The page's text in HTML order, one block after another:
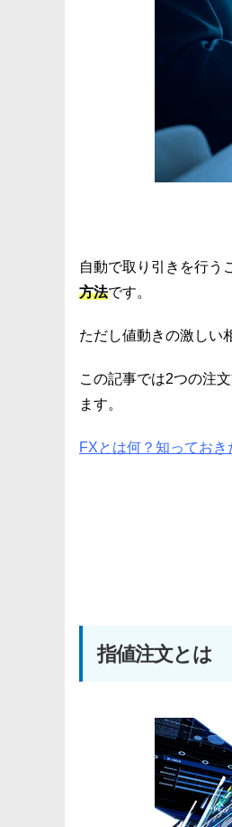
自動で取り引きを行う
方法です。
ただし値動きの激しい
この記事では2つの注
ます。
FXとは何？知ってお
指値注文とは